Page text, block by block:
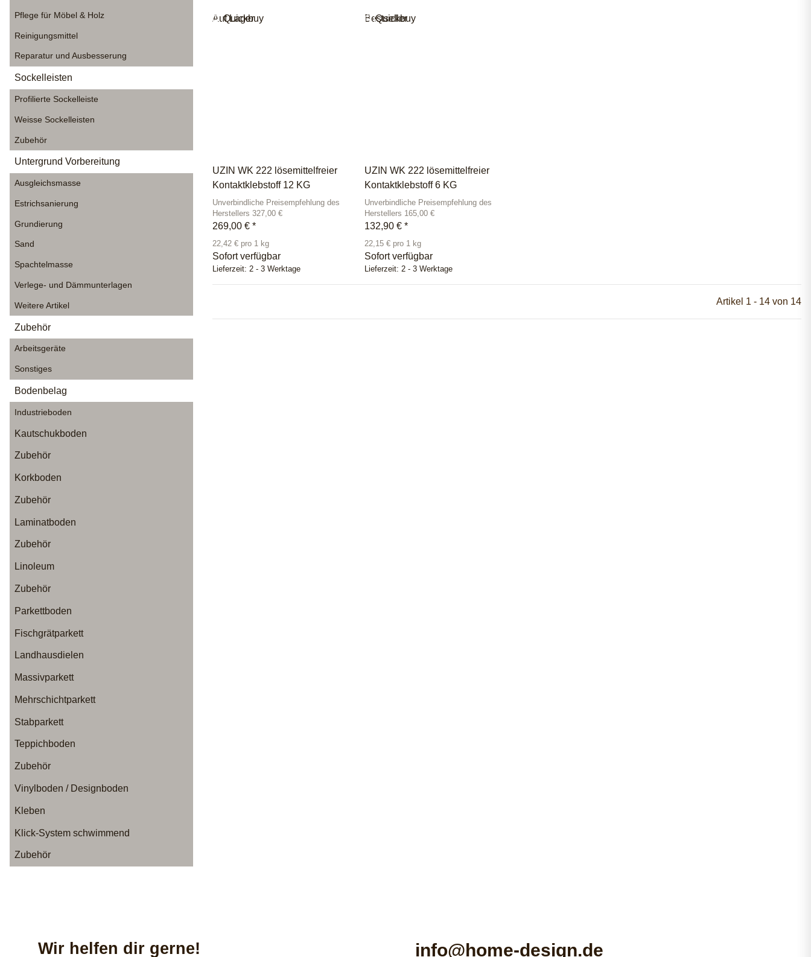
Quickbuy
Auf Lager
UZIN WK 222 lösemittelfreier
Kontaktklebstoff 12 KG
Unverbindliche Preisempfehlung des
Herstellers 327,00 €
269,00 € *
22,42 € pro 1 kg
Sofort verfügbar
Lieferzeit: 2 - 3 Werktage
Quickbuy
Bestseller
UZIN WK 222 lösemittelfreier
Kontaktklebstoff 6 KG
Unverbindliche Preisempfehlung des
Herstellers 165,00 €
132,90 € *
22,15 € pro 1 kg
Sofort verfügbar
Lieferzeit: 2 - 3 Werktage
Artikel 1 - 14 von 14
Pflege für Möbel & Holz
Reinigungsmittel
Reparatur und Ausbesserung
Sockelleisten
Profilierte Sockelleiste
Weisse Sockelleisten
Zubehör
Untergrund Vorbereitung
Ausgleichsmasse
Estrichsanierung
Grundierung
Sand
Spachtelmasse
Verlege- und Dämmunterlagen
Weitere Artikel
Zubehör
Arbeitsgeräte
Sonstiges
Bodenbelag
Industrieboden
Kautschukboden
Zubehör
Korkboden
Zubehör
Laminatboden
Zubehör
Linoleum
Zubehör
Parkettboden
Fischgrätparkett
Landhausdielen
Massivparkett
Mehrschichtparkett
Stabparkett
Teppichboden
Zubehör
Vinylboden / Designboden
Kleben
Klick-System schwimmend
Zubehör
Wir helfen dir gerne! info@home-design.de